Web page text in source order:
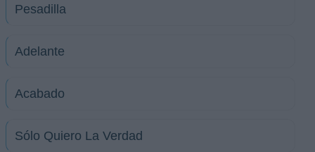
Pesadilla
Adelante
Acabado
Sólo Quiero La Verdad